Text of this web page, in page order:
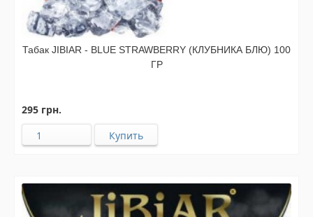
Табак JIBIAR - BLUE STRAWBERRY (КЛУБНИКА БЛЮ) 100
ГР
295 грн.